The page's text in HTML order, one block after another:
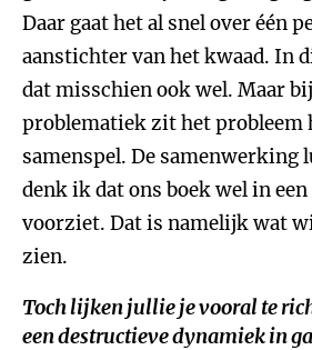
Daar gaat het al snel over één
aanstichter van het kwaad. In
dat misschien ook wel. Maar
problematiek zit het probleem
samenspel. De samenwerking
denk ik dat ons boek wel in
voorziet. Dat is namelijk wat
zien.
Toch lijken jullie je vooral te
een destructieve dynamiek in